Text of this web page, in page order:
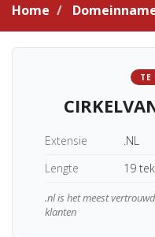
Home
TE
Extensie
.NL
Lengte
19
.nl is het meest
klanten